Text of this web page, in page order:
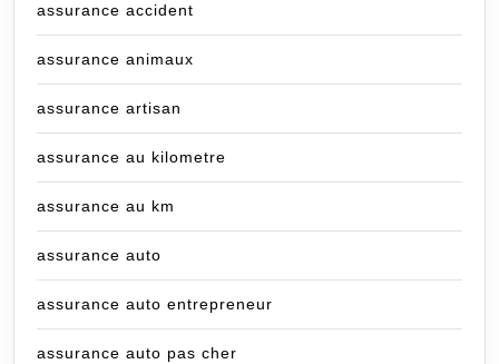
assurance accident
assurance animaux
assurance artisan
assurance au kilometre
assurance au km
assurance auto
assurance auto entrepreneur
assurance auto pas cher